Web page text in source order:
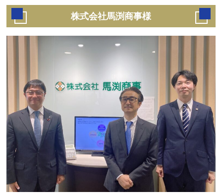
株式会社馬渕商事様